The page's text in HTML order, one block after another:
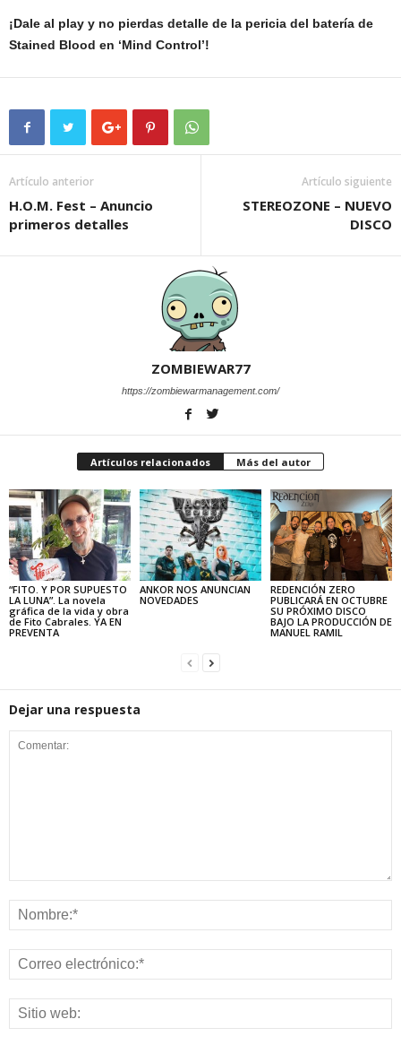
¡Dale al play y no pierdas detalle de la pericia del batería de
Stained Blood en ‘Mind Control’!
Artículo anterior
H.O.M. Fest – Anuncio
primeros detalles
Artículo siguiente
STEREOZONE – NUEVO
DISCO
ZOMBIEWAR77
https://zombiewarmanagement.com/
Artículos relacionados Más del autor
“FITO. Y POR SUPUESTO
LA LUNA”. La novela
gráfica de la vida y obra
de Fito Cabrales. YA EN
PREVENTA
ANKOR NOS ANUNCIAN
NOVEDADES
REDENCIÓN ZERO
PUBLICARÁ EN OCTUBRE
SU PRÓXIMO DISCO
BAJO LA PRODUCCIÓN DE
MANUEL RAMIL
Dejar una respuesta